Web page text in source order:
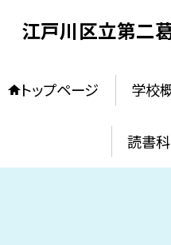
江戸川区立第二
トップページ 学校
読書科